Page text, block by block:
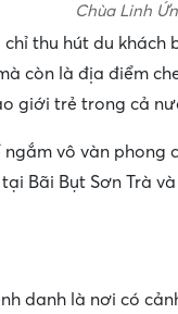
Chùa Linh
chỉ thu hút du
còn là địa điểm
giới trẻ trong cả
vô vàn phong
Bãi Bụt Sơn Trà
danh là nơi có